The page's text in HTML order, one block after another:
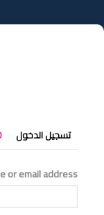
إلى
المحتوى
التبويبات
الأساسية
تسجيل الدخول
or email address